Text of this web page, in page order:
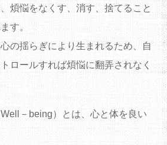
煩悩をなくす、消す、捨てること
す。
の揺らぎにより生まれるため、自
ロールすれば煩悩に翻弄されなく
－being）とは、心と体を良い